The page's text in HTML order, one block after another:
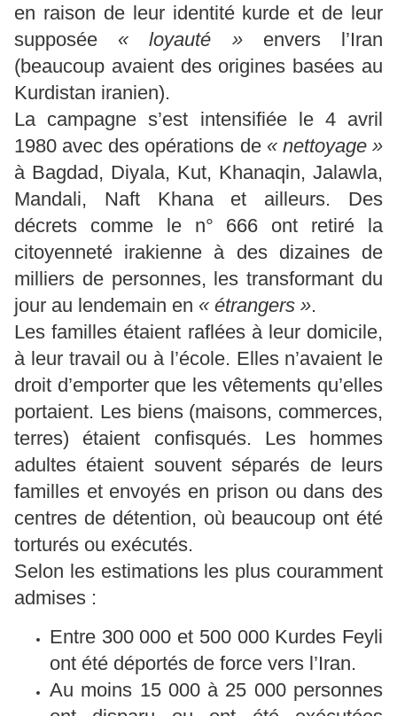
en raison de leur identité kurde et de leur
supposée « loyauté »envers l’Iran
(beaucoup avaient des origines basées au
Kurdistan iranien).
La campagne s’est intensifiée le 4 avril
1980 avec des opérations de « nettoyage »
à Bagdad, Diyala, Kut, Khanaqin, Jalawla,
Mandali, Naft Khana et ailleurs. Des
décrets comme le n° 666 ont retiré la
citoyenneté irakienne à des dizaines de
milliers de personnes, les transformant du
jour au lendemain en « étrangers ».
Les familles étaient raflées à leur domicile,
à leur travail ou à l’école. Elles n’avaient le
droit d’emporter que les vêtements qu’elles
portaient. Les biens (maisons, commerces,
terres) étaient confisqués. Les hommes
adultes étaient souvent séparés de leurs
familles et envoyés en prison ou dans des
centres de détention, où beaucoup ont été
torturés ou exécutés.
Selon les estimations les plus couramment
admises :
Entre 300 000 et 500 000 Kurdes Feyli
ont été déportés de force vers l’Iran.
Au moins 15 000 à 25 000 personnes